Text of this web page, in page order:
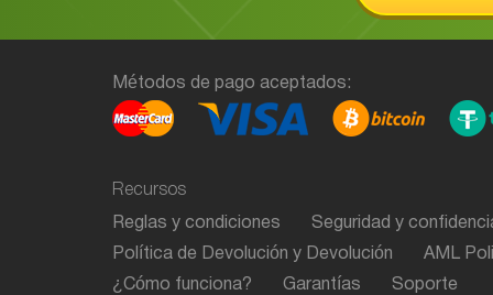
Métodos de pago aceptados:
Recursos
Reglas y condiciones
Seguridad y
Política de Devolución y Devolución
AML
¿Cómo funciona?
Garantías Soporte